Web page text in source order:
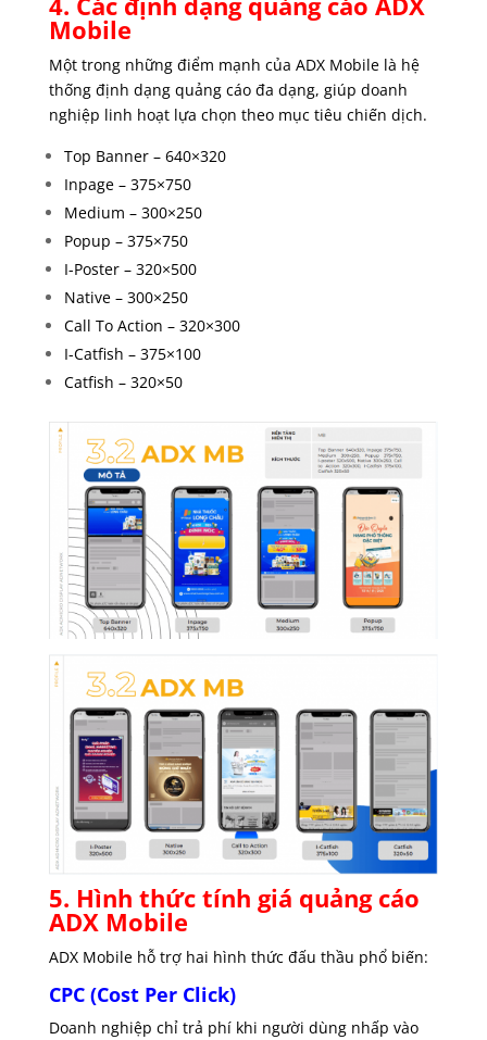
Mobile
Một trong những điểm mạnh của ADX Mobile là hệ
thống định dạng quảng cáo đa dạng, giúp doanh
nghiệp linh hoạt lựa chọn theo mục tiêu chiến dịch.
Top Banner – 640×320
Inpage – 375×750
Medium – 300×250
Popup – 375×750
I-Poster – 320×500
Native – 300×250
Call To Action – 320×300
I-Catfish – 375×100
Catfish – 320×50
5. Hình thức tính giá quảng cáo
ADX Mobile
ADX Mobile hỗ trợ hai hình thức đấu thầu phổ biến:
CPC (Cost Per Click)
Doanh nghiệp chỉ trả phí khi người dùng nhấp vào